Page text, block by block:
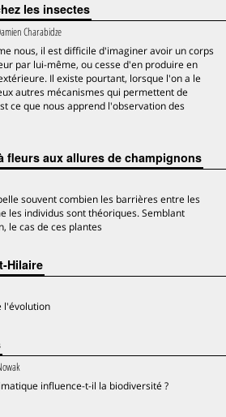
les insectes
Charabidze
nous, il est difficile d'imaginer avoir un corps
par lui-même, ou cesse d'en produire en
Il existe pourtant, lorsque l'on a le
autres mécanismes qui permettent de
ce que nous apprend l'observation des
fleurs aux allures de champignons
souvent combien les barrières entre les
les individus sont théoriques. Semblant
le cas de ces plantes
Hilaire
l'évolution
influence-t-il la biodiversité ?